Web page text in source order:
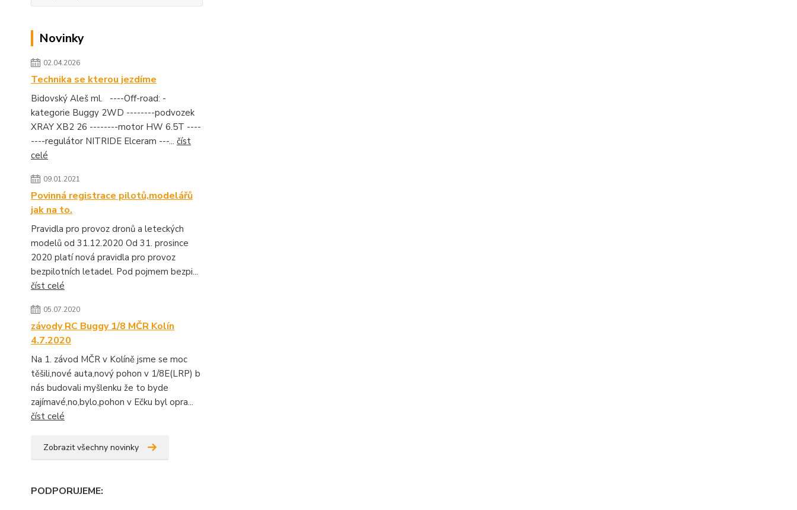
Novinky
02.04.2026
Technika se kterou jezdíme
Bidovský Aleš ml. ----Off-road: -
kategorie Buggy 2WD --------podvozek
XRAY XB2 26 --------motor HW 6.5T ----
----regulátor NITRIDE Elceram ---... číst
celé
09.01.2021
Povinná registrace pilotů,modelářů
jak na to.
Pravidla pro provoz dronů a leteckých
modelů od 31.12.2020 Od 31. prosince
2020 platí nová pravidla pro provoz
bezpilotních letadel. Pod pojmem bezpi...
číst celé
05.07.2020
závody RC Buggy 1/8 MČR Kolín
4.7.2020
Na 1. závod MČR v Kolíně jsme se moc
těšili,nové auta,nový pohon v 1/8E(LRP) b
nás budovali myšlenku že to byde
zajímavé,no,bylo,pohon v Ečku byl opra...
číst celé
Zobrazit všechny novinky
PODPORUJEME: